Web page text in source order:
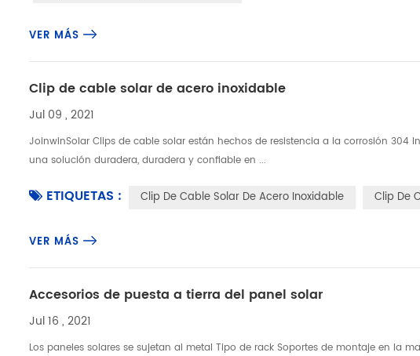
VER MÁS
Clip de cable solar de acero inoxidable
Jul 09 , 2021
JoinwinSolar Clips de cable solar están hechos de resistencia a la corrosión 304
una solución duradera, duradera y confiable en ...
ETIQUETAS : Clip De Cable Solar De Acero Inoxidable Clip De
VER MÁS
Accesorios de puesta a tierra del panel solar
Jul 16 , 2021
Los paneles solares se sujetan al metal Tipo de rack Soportes de montaje en la